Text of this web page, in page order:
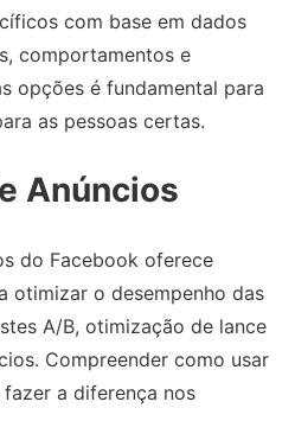
com base em dados
comportamentos e
opções é fundamental para
as pessoas certas.
Anúncios
do Facebook oferece
otimizar o desempenho das
A/B, otimização de lance
Compreender como usar
a diferença nos